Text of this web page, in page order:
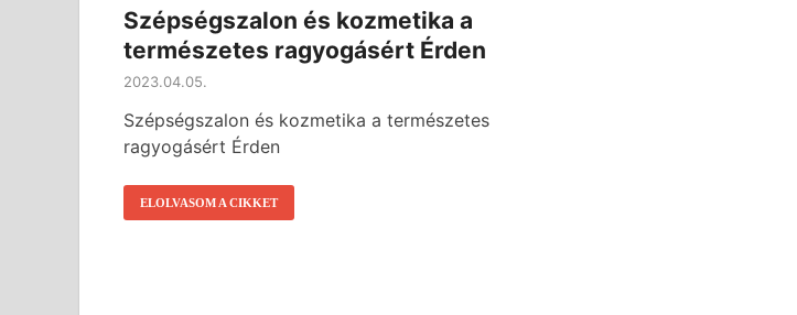
Szépségszalon és kozmetika a
természetes ragyogásért Érden
2023.04.05.
Szépségszalon és kozmetika a természetes
ragyogásért Érden
ELOLVASOM A CIKKET